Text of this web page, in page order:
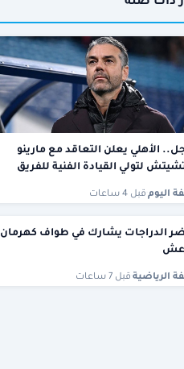
الأهلي يعلن التعاقد مع مارينو
لتولي القيادة الفنية للفريق
اليوم قبل 4 ساعات
الدراجات يشارك في طواف كهرمان
الرياضية قبل 7 ساعات